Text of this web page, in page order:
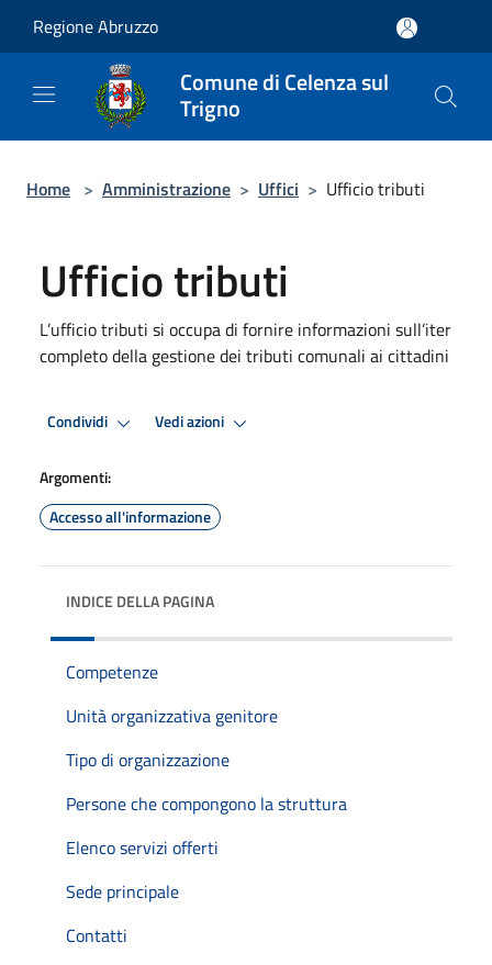
Regione Abruzzo
Comune di Celenza sul
Trigno
Home > Amministrazione > Uffici > Ufficio tributi
Ufficio tributi
L’ufficio tributi si occupa di fornire informazioni sull’iter
completo della gestione dei tributi comunali ai cittadini
Condividi Vedi azioni
Argomenti:
Accesso all'informazione
INDICE DELLA PAGINA
Competenze
Unità organizzativa genitore
Tipo di organizzazione
Persone che compongono la struttura
Elenco servizi offerti
Sede principale
Contatti